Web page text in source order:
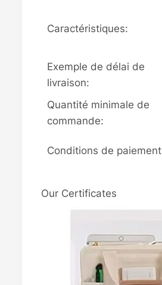
Caractéristiques:
Exemple de délai de
livraison:
Quantité minimale de
commande:
Conditions de paiement
Our Certificates